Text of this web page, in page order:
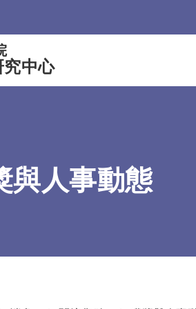
中心
與人事動態